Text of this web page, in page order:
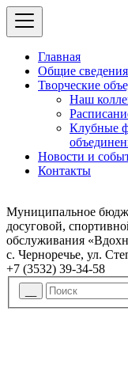
Главная
Общие сведения
Творческие
Наш
Клубные
Новости и
Контакты
Муниципальное
досуговой,
обслуживания
с. Черноречье, ул.
+7 (3532) 39-34-58